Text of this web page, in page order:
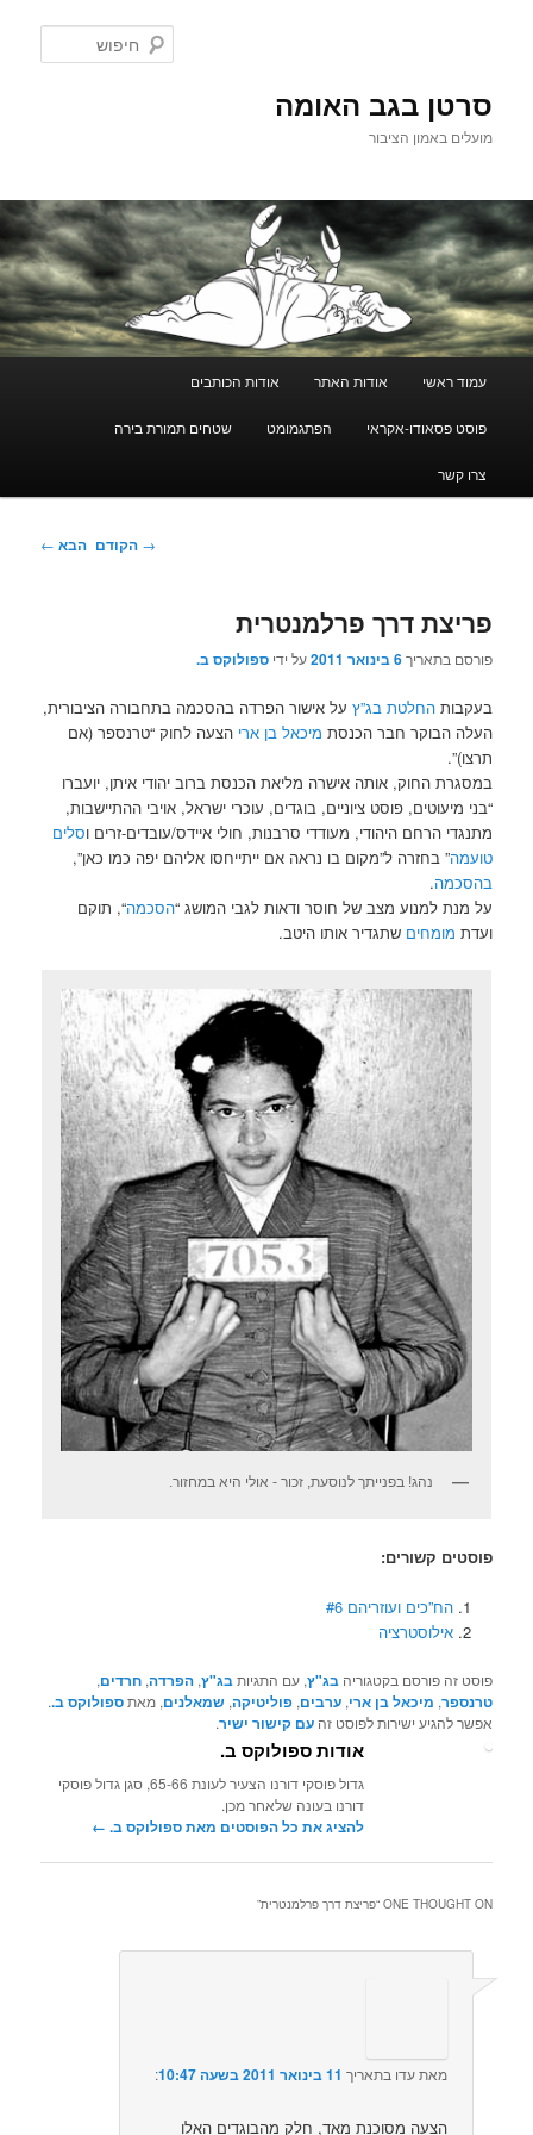
סרטן בגב האומה
מועלים באמון הציבור
עמוד ראשי אודות האתר אודות הכותבים
פוסט פסאודו-אקראי הפתגמומט שטחים תמורת בירה
צרו קשר
ניווט
→ הקודם הבא ←
פריצת דרך פרלמנטרית
פורסם בתאריך6 בינואר 2011 על ידיספולוקס ב.
בעקבותהחלטת בג”ץ על אישור הפרדה בהסכמה בתחבורה הציבורית,
העלה הבוקר חבר הכנסת מיכאל בן אריהצעה לחוק “טרנספר (אם
תרצו)”.
במסגרת החוק, אותה אישרה מליאת הכנסת ברוב יהודי איתן, יועברו
“בני מיעוטים, פוסט ציוניים, בוגדים, עוכרי ישראל, אויבי ההתיישבות,
מתנגדי הרחם היהודי, מעודדי סרבנות, חולי איידס/עובדים-זרים וסלים
טועמה” בחזרה ל”מקום בו נראה אם ייתייחסו אליהם יפה כמו כאן”,
בהסכמה.
על מנת למנוע מצב של חוסר ודאות לגבי המושג “הסכמה“, תוקם
ועדת מומחים שתגדיר אותו היטב.
נהג! בפנייתך לנוסעת, זכור - אולי היא במחזור.
פוסטים קשורים:
הח”כים ועוזריהם #6
אילוסטרציה
פוסט זה פורסם בקטגוריהבג"ץ, עם התגיותבג"ץ,הפרדה,חרדים,
טרנספר, מיכאל בן ארי,ערבים,פוליטיקה,שמאלנים, מאתספולוקס ב..
אפשר להגיע ישירות לפוסט זהעם קישור ישיר.
אודות ספולוקס ב.
גדול פוסקי דורנו הצעיר לעונת 65-66, סגן גדול פוסקי
דורנו בעונה שלאחר מכן.
להציג את כל הפוסטים מאת ספולוקס ב.‏ ←
ONE THOUGHT ON “ פריצת דרך פרלמנטרית”
מאתעדו בתאריך 11 בינואר 2011 בשעה 10:47 :‏
הצעה מסוכנת מאד, חלק מהבוגדים האלו